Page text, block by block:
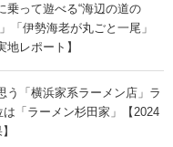
って遊べる“海辺の道の
「伊勢海老が丸ごと一尾」
地レポート】
う「横浜家系ラーメン店」ラ
「ラーメン杉田家」【2024